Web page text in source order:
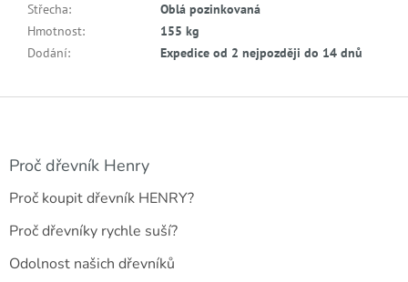
Střecha:
Oblá pozinkovaná
Hmotnost:
155 kg
Dodání: Expedice od 2 nejpozději do 14 dnů
Z
Proč dřevník Henry
Proč koupit dřevník HENRY?
Proč dřevníky rychle suší?
Odolnost našich dřevníků